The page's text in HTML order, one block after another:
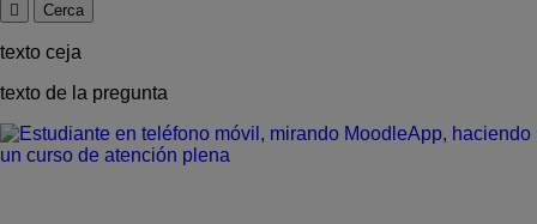
Cerca
texto ceja
texto de la pregunta